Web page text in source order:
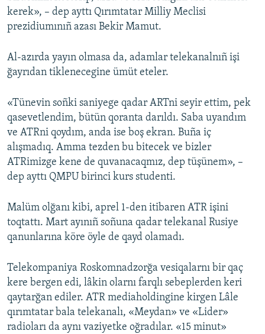
kerek», – dep ayttı Qırımtatar Milliy Meclisi
prezidiumınıñ azası Bekir Mamut.
Al-azırda yayın olmasa da, adamlar telekanalnıñ işi
ğayrıdan tiklenecegine ümüt eteler.
«Tünevin soñki saniyege qadar ARTni seyir ettim, pek
qasevetlendim, bütün qoranta darıldı. Saba uyandım
ve ATRni qoydım, anda ise boş ekran. Buña iç
alışmadıq. Amma tezden bu bitecek ve bizler
ATRimizge kene de quvanacaqmız, dep tüşünem», –
dep ayttı QMPU birinci kurs studenti.
Malüm olğanı kibi, aprel 1-den itibaren ATR işini
toqtattı. Mart ayınıñ soñuna qadar telekanal Rusiye
qanunlarına köre öyle de qayd olamadı.
Telekompaniya Roskomnadzorğa vesiqalarnı bir qaç
kere bergen edi, lâkin olarnı farqlı sebeplerden keri
qaytarğan ediler. ATR mediaholdingine kirgen Lâle
qırımtatar bala telekanalı, «Meydan» ve «Lider»
radioları da aynı vaziyetke oğradılar. «15 minut»